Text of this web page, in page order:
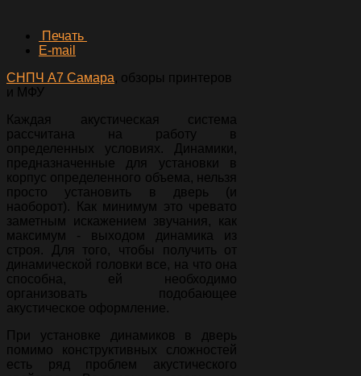
Печать
E-mail
СНПЧ А7 Самара, обзоры принтеров
и МФУ
Каждая акустическая система
рассчитана на работу в
определенных условиях. Динамики,
предназначенные для установки в
корпус определенного объема, нельзя
просто установить в дверь (и
наоборот). Как минимум это чревато
заметным искажением звучания, как
максимум - выходом динамика из
строя. Для того, чтобы получить от
динамической головки все, на что она
способна, ей необходимо
организовать подобающее
акустическое оформление.
При установке динамиков в дверь
помимо конструктивных сложностей
есть ряд проблем акустического